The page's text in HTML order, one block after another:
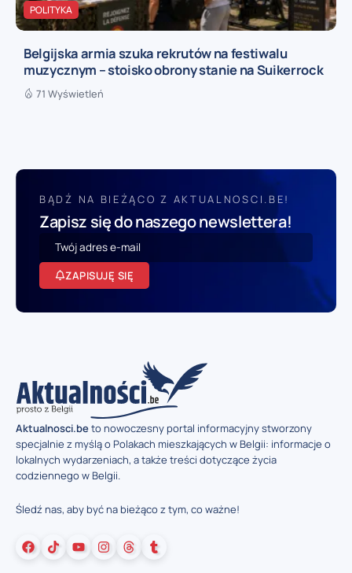
POLITYKA
Belgijska armia szuka rekrutów na festiwalu
muzycznym – stoisko obrony stanie na Suikerrock
71 Wyświetleń
BĄDŹ NA BIEŻĄCO Z AKTUALNOSCI.BE!
Zapisz się do naszego newslettera!
ZAPISUJĘ SIĘ
Aktualnosci.beto nowoczesny portal informacyjny stworzony
specjalnie z myślą o Polakach mieszkających w Belgii: informacje o
lokalnych wydarzeniach, a także treści dotyczące życia
codziennego w Belgii.
Śledź nas, aby być na bieżąco z tym, co ważne!